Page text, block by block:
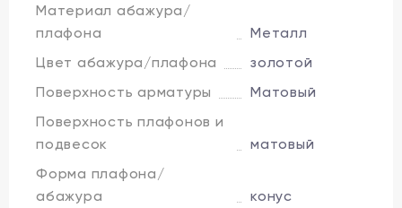
Материал абажура/
плафона
Металл
Цвет абажура/плафона
золотой
Поверхность арматуры
Матовый
Поверхность плафонов и
подвесок
матовый
Форма плафона/
абажура
конус